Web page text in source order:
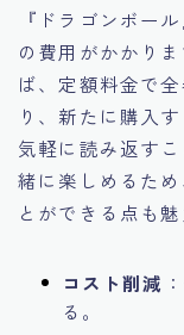
『ドラゴンボー
の費用がかかり
ば、定額料金で
り、新たに購入
気軽に読み返す
緒に楽しめるた
とができる点も魅
コスト削減
る。